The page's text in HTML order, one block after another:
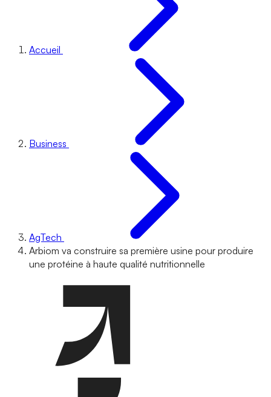
Accueil
Business
AgTech
Arbiom va construire sa première usine pour produire
une protéine à haute qualité nutritionnelle